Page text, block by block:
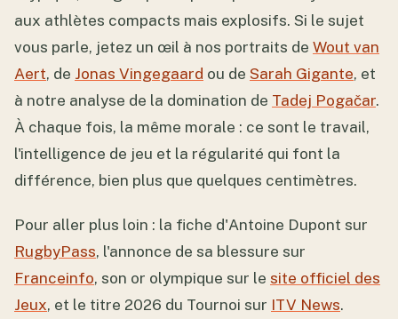
aux athlètes compacts mais explosifs. Si le sujet
vous parle, jetez un œil à nos portraits de Wout van
Aert, de Jonas Vingegaard ou de Sarah Gigante, et
à notre analyse de la domination de Tadej Pogačar.
À chaque fois, la même morale : ce sont le travail,
l'intelligence de jeu et la régularité qui font la
différence, bien plus que quelques centimètres.
Pour aller plus loin : la fiche d'Antoine Dupont sur
RugbyPass, l'annonce de sa blessure sur
Franceinfo, son or olympique sur le site officiel des
Jeux, et le titre 2026 du Tournoi sur ITV News.